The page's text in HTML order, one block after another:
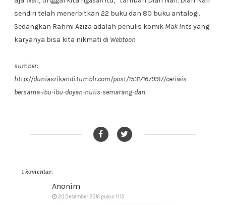
sendiri telah menerbitkan 22 buku dan 80 buku antalogi.
Sedangkan Rahmi Aziza adalah penulis komik Mak Irits yang
karyanya bisa kita nikmati di Webtoon
sumber:
http://duniasrikandi.tumblr.com/post/153171679917/ceriwis-
bersama-ibu-ibu-doyan-nulis-semarang-dan
1 komentar:
Anonim
20 Desember 2016 pukul 11.15